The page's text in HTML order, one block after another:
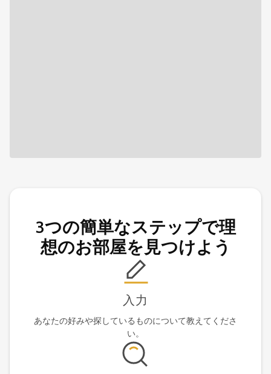
3つの簡単なステップで理
想のお部屋を見つけよう
入力
あなたの好みや探しているものについて教えてくださ
い。